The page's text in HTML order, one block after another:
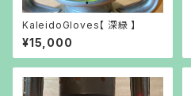
KaleidoGloves【 深緑 】
¥15,000